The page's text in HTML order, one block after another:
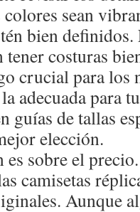
sean
bien
costuras
crucial para los
adecuada para
guías de tallas
elección.
sobre el
camisetas
Aunque